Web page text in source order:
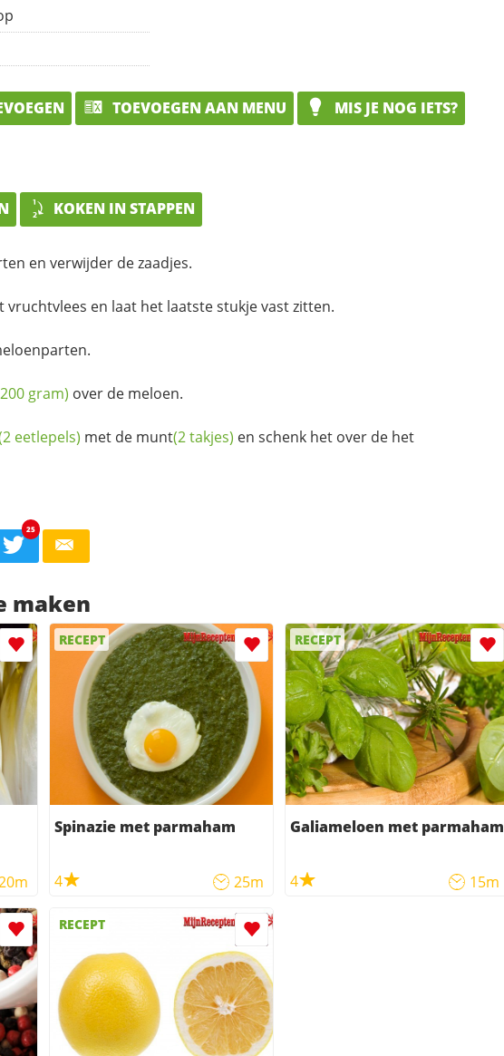
TOEVOEGEN AAN MENU MIS JE NOG IETS?
KOKEN IN STAPPEN
en verwijder de zaadjes.
vruchtvlees en laat het laatste stukje vast zitten.
gram) over de meloen.
eetlepels) met de munt(2 takjes) en schenk het over de het
25
maken
RECEPT
Spinazie met parmaham
4 25m
RECEPT
Galiameloen met parmaham
4 15m
RECEPT